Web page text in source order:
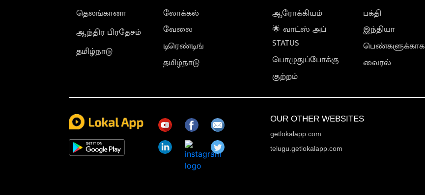
தெலங்கானா
ஆந்திர பிரதேசம்
தமிழ்நாடு
லோக்கல்
வேலை
டிரெண்டிங்
தமிழ்நாடு
ஆரோக்கியம்
🌟 வாட்ஸ் அப்
STATUS
பொழுதுப்போக்கு
குற்றம்
பக்தி
இந்தியா
பெண்களுக்காக
வைரல்
OUR OTHER WEBSITES
getlokalapp.com
telugu.getlokalapp.com